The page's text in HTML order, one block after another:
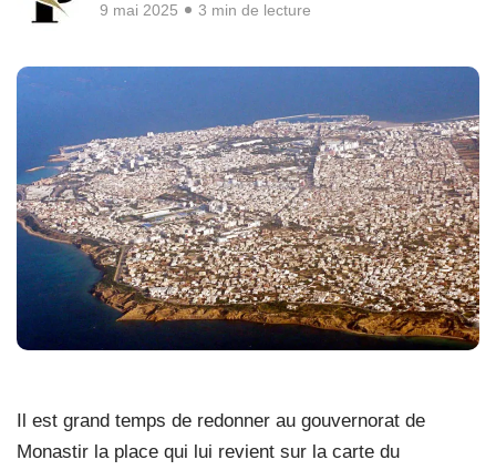
9 mai 2025 3 min de lecture
Il est grand temps de redonner au gouvernorat de
Monastir la place qui lui revient sur la carte du